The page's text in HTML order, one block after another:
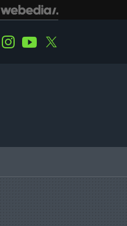
TelegramInstagramYoutube